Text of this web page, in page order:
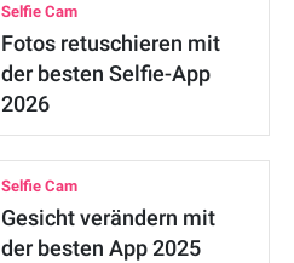
Selfie Cam
Fotos retuschieren mit
der besten Selfie-App
2026
Selfie Cam
Gesicht verändern mit
der besten App 2025